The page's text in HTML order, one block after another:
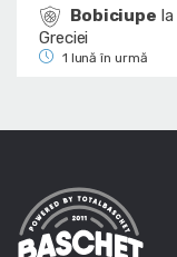
Bobiciupe la
Greciei
1 lună în urmă